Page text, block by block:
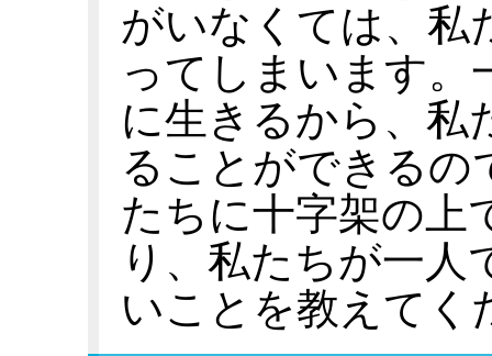
がいなくては、私
ってしまいます。
に生きるから、私
ることができるの
たちに十字架の上
り、私たちが一人
いことを教えてく